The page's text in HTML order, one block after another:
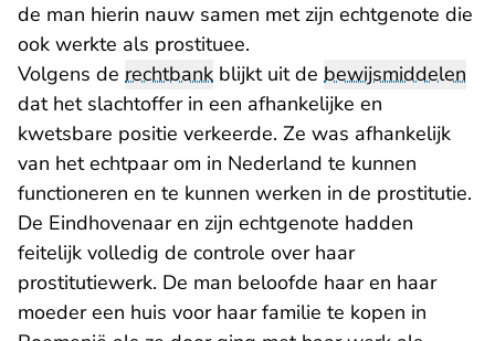
de man hierin nauw samen met zijn echtgenote die
ook werkte als prostituee.
Volgens de rechtbank blijkt uit de bewijsmiddelen
dat het slachtoffer in een afhankelijke en
kwetsbare positie verkeerde. Ze was afhankelijk
van het echtpaar om in Nederland te kunnen
functioneren en te kunnen werken in de prostitutie.
De Eindhovenaar en zijn echtgenote hadden
feitelijk volledig de controle over haar
prostitutiewerk. De man beloofde haar en haar
moeder een huis voor haar familie te kopen in